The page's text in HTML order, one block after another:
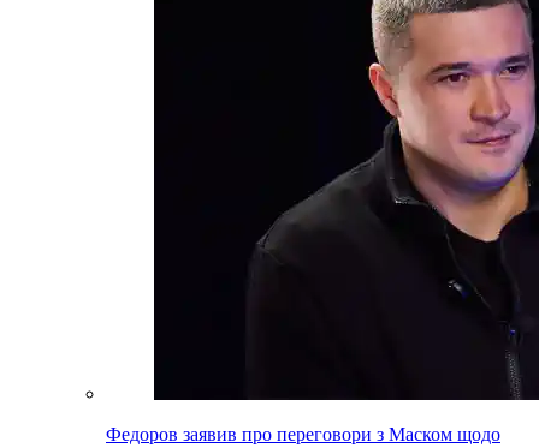
Федоров заявив про переговори з Маском щодо